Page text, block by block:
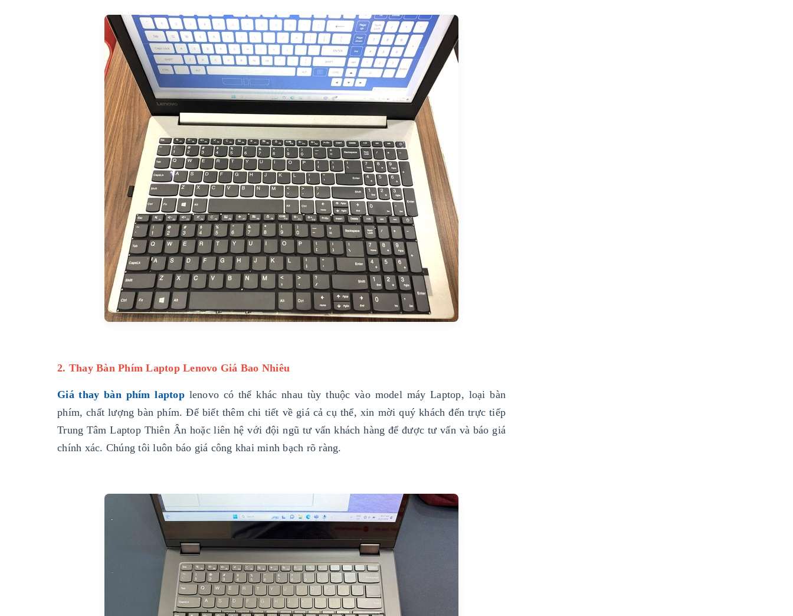
2. Thay Bàn Phím Laptop Lenovo Giá Bao Nhiêu
Giá thay bàn phím laptoplenovo có thể khác nhau tùy thuộc vào model máy Laptop, loại bàn
phím, chất lượng bàn phím. Để biết thêm chi tiết về giá cả cụ thể, xin mời quý khách đến trực tiếp
Trung Tâm Laptop Thiên Ân hoặc liên hệ với đội ngũ tư vấn khách hàng để được tư vấn và báo giá
chính xác. Chúng tôi luôn báo giá công khai minh bạch rõ ràng.